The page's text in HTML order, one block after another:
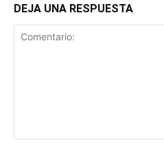
DEJA UNA RESPUESTA